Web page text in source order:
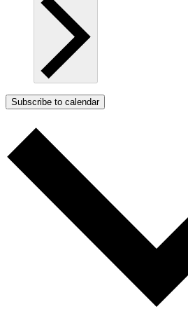
Subscribe to calendar